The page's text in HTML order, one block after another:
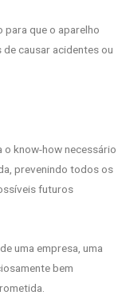
para que o aparelho
causar acidentes ou
o know-how necessário
prevenindo todos os
futuros
uma empresa, uma
bem